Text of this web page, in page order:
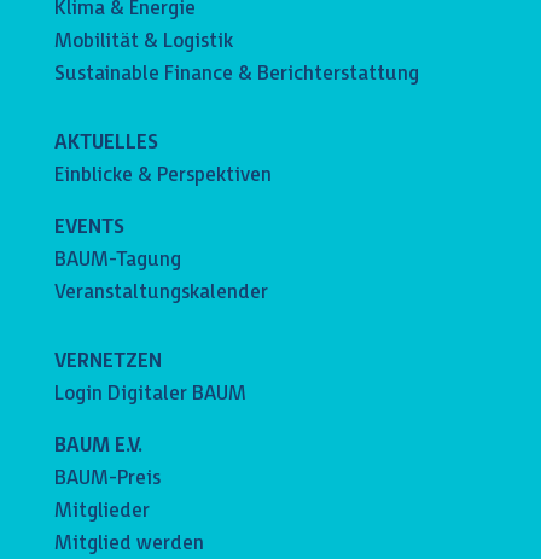
Klima & Energie
Mobilität & Logistik
Sustainable Finance & Berichterstattung
AKTUELLES
Einblicke & Perspektiven
EVENTS
BAUM-Tagung
Veranstaltungskalender
VERNETZEN
Login Digitaler BAUM
BAUM E.V.
BAUM-Preis
Mitglieder
Mitglied werden